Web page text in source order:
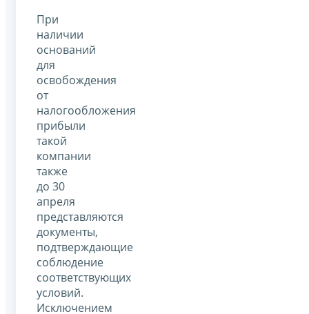
При
наличии
оснований
для
освобождения
от
налогообложения
прибыли
такой
компании
также
до 30
апреля
представляются
документы,
подтверждающие
соблюдение
соответствующих
условий.
Исключением